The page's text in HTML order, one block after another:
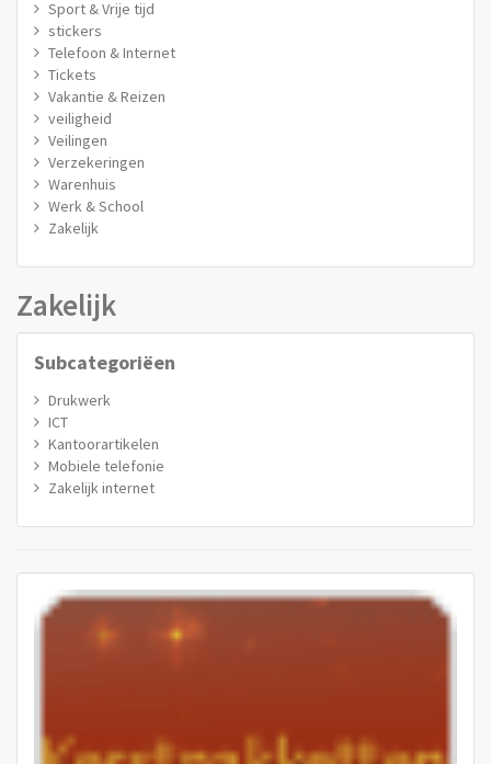
Sport & Vrije tijd
stickers
Telefoon & Internet
Tickets
Vakantie & Reizen
veiligheid
Veilingen
Verzekeringen
Warenhuis
Werk & School
Zakelijk
Zakelijk
Subcategoriëen
Drukwerk
ICT
Kantoorartikelen
Mobiele telefonie
Zakelijk internet